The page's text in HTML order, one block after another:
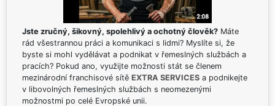
Jste zručný, šikovný, spolehlivý a ochotný člověk? Máte
rád všestrannou práci a komunikaci s lidmi? Myslíte si, že
byste si mohl vydělávat a podnikat v řemeslných službách a
pracích? Pokud ano, využijte možnosti stát se členem
mezinárodní franchisové sítě EXTRA SERVICES a podnikejte
v libovolných řemeslných službách s neomezenými
možnostmi po celé Evropské unii.